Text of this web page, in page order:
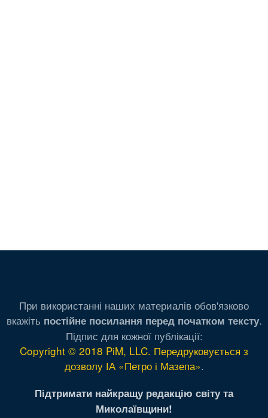
При використанні наших материалів обов'язково
вкажіть постійне посилання перед початком тексту.
Підпис для кожної публікації:
Copyright © 2018 PiM, LLC. Передруковується з
дозволу ІА «Петро і Мазепа».
Підтримати найкращу редакцію світу та
Миколаївщини!